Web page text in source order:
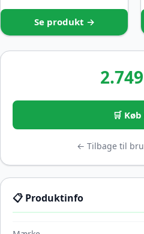
Se produkt →
🛒
← Tilbage til
📋 Produktinfo